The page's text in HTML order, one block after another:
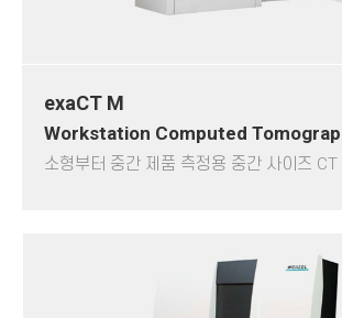
exaCT M
Workstation Computed
소형부터 중간 제품 측정용 중간 사이즈 CT